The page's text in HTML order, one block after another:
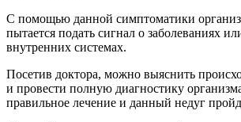
С помощью данной симптоматики
пытается подать сигнал о заболеваниях
внутренних системах.
Посетив доктора, можно выяснить
и провести полную диагностику
правильное лечение и данный недуг